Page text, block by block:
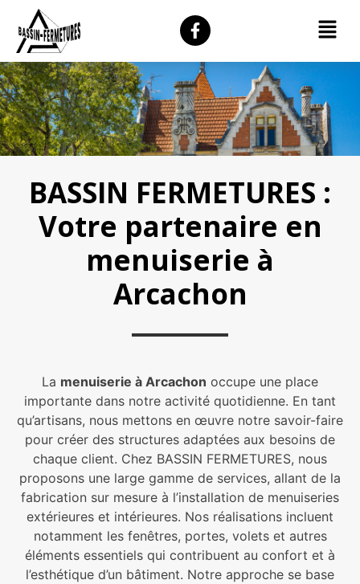
BASSIN FERMETURES :
Votre partenaire en
menuiserie à
Arcachon
La menuiserie à Arcachon occupe une place
importante dans notre activité quotidienne. En tant
qu’artisans, nous mettons en œuvre notre savoir-faire
pour créer des structures adaptées aux besoins de
chaque client. Chez BASSIN FERMETURES, nous
proposons une large gamme de services, allant de la
fabrication sur mesure à l’installation de menuiseries
extérieures et intérieures. Nos réalisations incluent
notamment les fenêtres, portes, volets et autres
éléments essentiels qui contribuent au confort et à
l’esthétique d’un bâtiment. Notre approche se base